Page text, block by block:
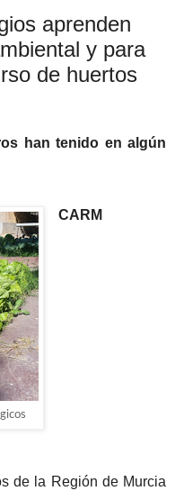
aprenden
y para
de huertos
han tenido en algún
CARM
de la Región de Murcia